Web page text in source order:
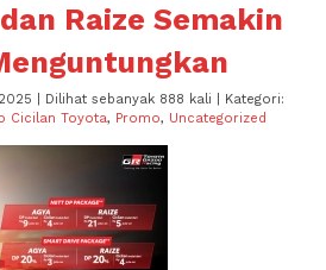
Raize Semakin
| Dilihat sebanyak 888 kali | Kategori:
Cicilan Toyota, Promo, Uncategorized